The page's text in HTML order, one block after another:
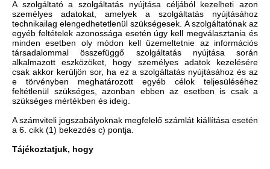
A szolgáltató a szolgáltatás nyújtása céljából kezelheti azon
személyes adatokat, amelyek a szolgáltatás nyújtásához
technikailag elengedhetetlenül szükségesek. A szolgáltatónak az
egyéb feltételek azonossága esetén úgy kell megválasztania és
minden esetben oly módon kell üzemeltetnie az információs
társadalommal összefüggő szolgáltatás nyújtása során
alkalmazott eszközöket, hogy személyes adatok kezelésére
csak akkor kerüljön sor, ha ez a szolgáltatás nyújtásához és az
e törvényben meghatározott egyéb célok teljesüléséhez
feltétlenül szükséges, azonban ebben az esetben is csak a
szükséges mértékben és ideig.
A számviteli jogszabályoknak megfelelő számlát kiállítása esetén
a 6. cikk (1) bekezdés c) pontja.
Tájékoztatjuk, hogy